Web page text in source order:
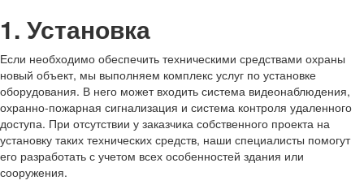
1. Установка
Если необходимо обеспечить техническими средствами охраны
новый объект, мы выполняем комплекс услуг по установке
оборудования. В него может входить система видеонаблюдения,
охранно-пожарная сигнализация и система контроля удаленного
доступа. При отсутствии у заказчика собственного проекта на
установку таких технических средств, наши специалисты помогут
его разработать с учетом всех особенностей здания или
сооружения.